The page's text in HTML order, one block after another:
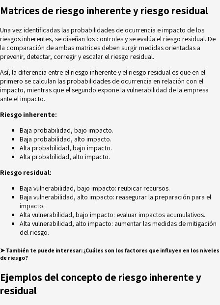
Matrices de riesgo inherente y riesgo residual
Una vez identificadas las probabilidades de ocurrencia e impacto de los
riesgos inherentes, se diseñan los controles y se evalúa el riesgo residual. De
la comparación de ambas matrices deben surgir medidas orientadas a
prevenir, detectar, corregir y escalar el riesgo residual.
Así, la diferencia entre el riesgo inherente y el riesgo residual es que en el
primero se calculan las probabilidades de ocurrencia en relación con el
impacto, mientras que el segundo expone la vulnerabilidad de la empresa
ante el impacto.
Riesgo inherente:
Baja probabilidad, bajo impacto.
Baja probabilidad, alto impacto.
Alta probabilidad, bajo impacto.
Alta probabilidad, alto impacto.
Riesgo residual:
Baja vulnerabilidad, bajo impacto: reubicar recursos.
Baja vulnerabilidad, alto impacto: reasegurar la preparación para el
impacto.
Alta vulnerabilidad, bajo impacto: evaluar impactos acumulativos.
Alta vulnerabilidad, alto impacto: aumentar las medidas de mitigación
del riesgo.
➤ También te puede interesar: ¿Cuáles son los factores que influyen en los niveles
de riesgo?
Ejemplos del concepto de riesgo inherente y
residual